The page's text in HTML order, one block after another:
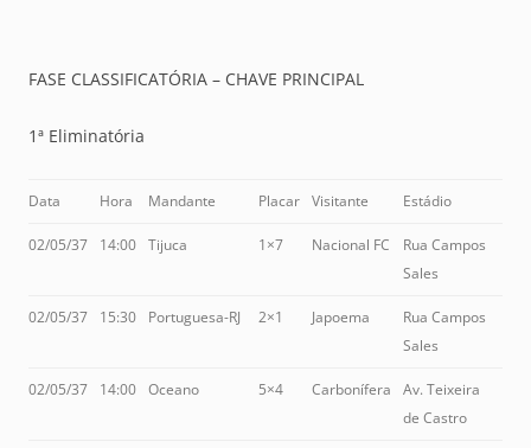
FASE CLASSIFICATÓRIA – CHAVE PRINCIPAL
1ª Eliminatória
Data Hora Mandante Placar Visitante Estádio
02/05/37 14:00 Tijuca 1×7 Nacional FC
Rua Campos
Sales
02/05/37 15:30 Portuguesa-RJ 2×1 Japoema
Rua Campos
Sales
02/05/37 14:00 Oceano 5×4 Carbonífera
Av. Teixeira
de Castro